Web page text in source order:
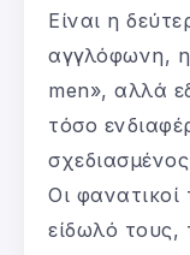
Είναι η
αγγλόφωνη,
men», αλλά
τόσο
Οι
είδωλό τους,